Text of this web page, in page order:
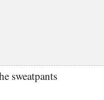
sweatpants